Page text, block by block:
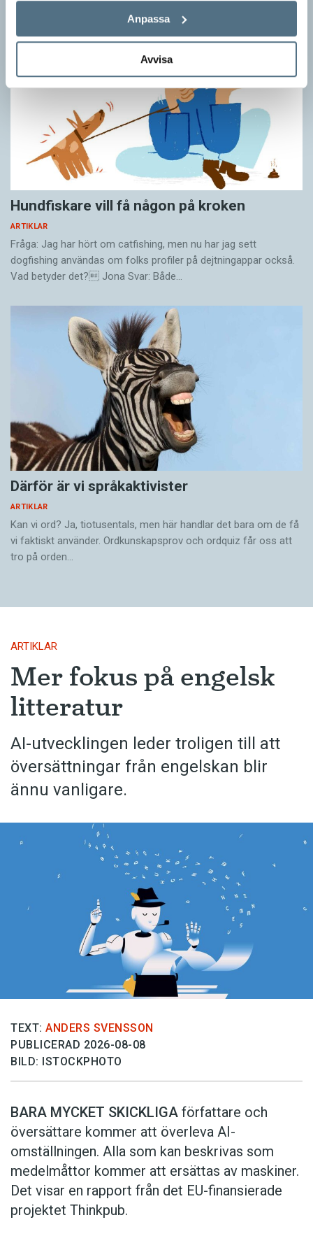
Anpassa
Avvisa
Hundfiskare vill få någon på kroken
ARTIKLAR
Fråga: Jag har hört om catfishing, men nu har jag sett
dogfishing användas om folks profiler på dejtningappar också.
Vad betyder det? Jona Svar: Både…
Därför är vi språkaktivister
ARTIKLAR
Kan vi ord? Ja, tiotusentals, men här handlar det bara om de få
vi faktiskt använder. Ordkunskapsprov och ordquiz får oss att
tro på orden…
ARTIKLAR
Mer fokus på engelsk
litteratur
AI-utvecklingen leder troligen till att
översättningar från engelskan blir
ännu vanligare.
TEXT: ANDERS SVENSSON
PUBLICERAD 2026-08-08
BILD: ISTOCKPHOTO
BARA MYCKET SKICKLIGA författare och
översättare ­kommer att överleva AI-
omställningen. Alla som kan beskrivas som
medelmåttor kommer att ersättas av maskiner.
Det visar en rapport från det EU-finansierade
projektet Thinkpub.